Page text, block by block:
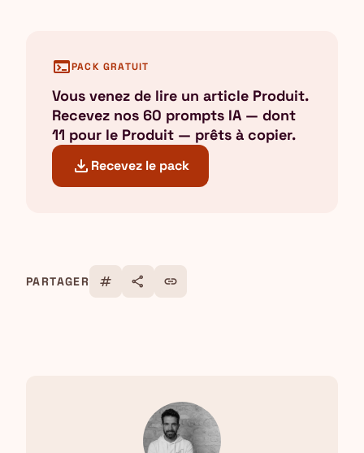
terminalPACK GRATUIT
Vous venez de lire un article Produit.
Recevez nos 60 prompts IA — dont
11 pour le Produit — prêts à copier.
download Recevez le pack
PARTAGER tag share link